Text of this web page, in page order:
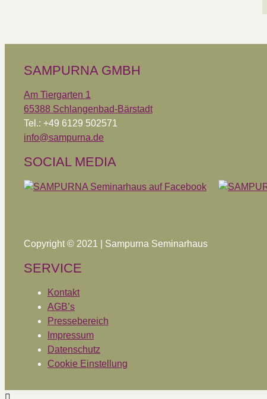
SAMPURNA GMBH
Am Tiergarten 1
65388 Schlangenbad-Bärstadt
Tel.: +49 6129 502571
info@sampurna.de
SOCIAL MEDIA
Copyright © 2021 | Sampurna Seminarhaus
SERVICE
Kontakt
AGB’s
Pressebereich
Impressum
Datenschutz
Cookie Einstellung